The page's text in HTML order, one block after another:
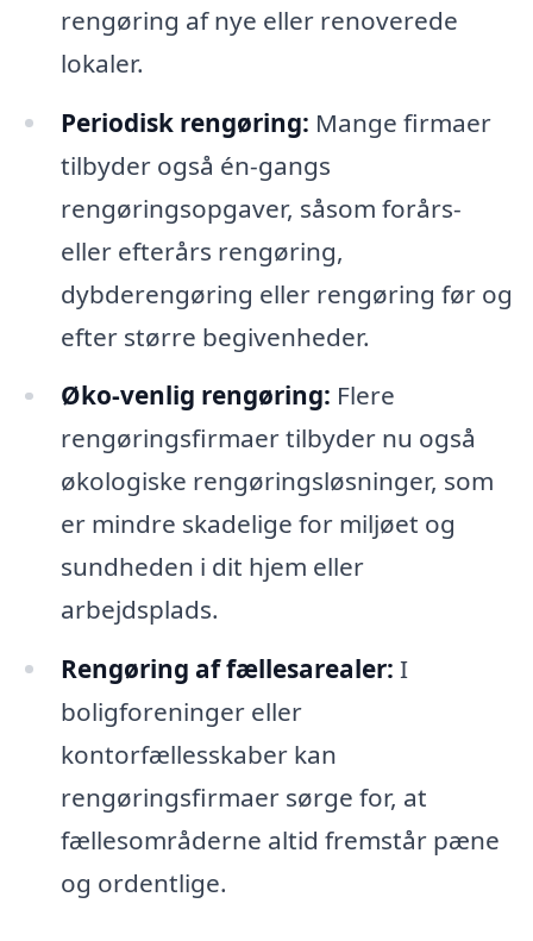
rengøring af nye eller renoverede
lokaler.
Periodisk rengøring: Mange firmaer
tilbyder også én-gangs
rengøringsopgaver, såsom forårs-
eller efterårs rengøring,
dybderengøring eller rengøring før og
efter større begivenheder.
Øko-venlig rengøring: Flere
rengøringsfirmaer tilbyder nu også
økologiske rengøringsløsninger, som
er mindre skadelige for miljøet og
sundheden i dit hjem eller
arbejdsplads.
Rengøring af fællesarealer: I
boligforeninger eller
kontorfællesskaber kan
rengøringsfirmaer sørge for, at
fællesområderne altid fremstår pæne
og ordentlige.